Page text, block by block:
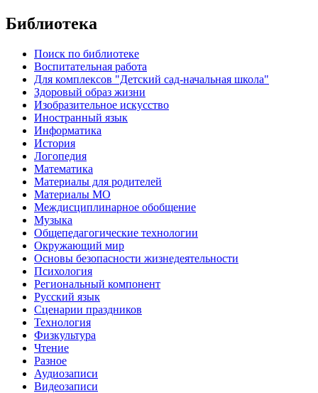
Библиотека
Поиск по библиотеке
Воспитательная работа
Для комплексов "Детский сад-начальная школа"
Здоровый образ жизни
Изобразительное искусство
Иностранный язык
Информатика
История
Логопедия
Математика
Материалы для родителей
Материалы МО
Междисциплинарное обобщение
Музыка
Общепедагогические технологии
Окружающий мир
Основы безопасности жизнедеятельности
Психология
Региональный компонент
Русский язык
Сценарии праздников
Технология
Физкультура
Чтение
Разное
Аудиозаписи
Видеозаписи